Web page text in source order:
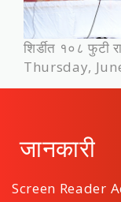
शिर्डीत १०८ फुटी
Thursday,
जानकारी
Screen Reader